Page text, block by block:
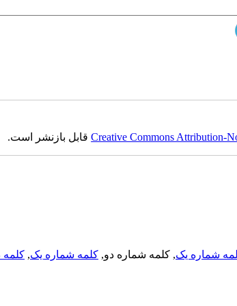
Creative Commons Attribution-قابل بازنشر است.
شماره یک, کلمه شماره دو, کلمه شماره یک, کلمه